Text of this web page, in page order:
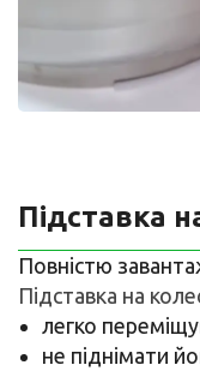
Підставка
Повністю
Підставка на
легко
не піднімати